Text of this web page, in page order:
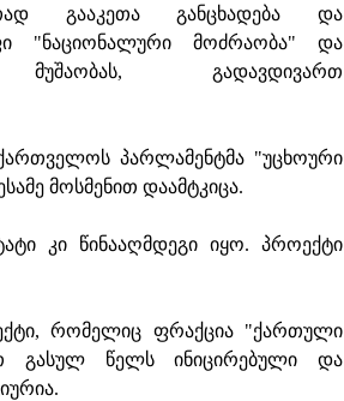
გააკეთა განცხადება და
"ნაციონალური მოძრაობა" და
გადავდივართ
პარლამენტმა "უცხოური
მოსმენით დაამტკიცა.
კი წინააღმდეგი იყო. პროექტი
რომელიც ფრაქცია "ქართული
გასულ წელს ინიცირებული და